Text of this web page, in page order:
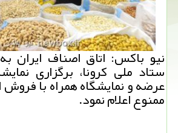
نیو باکس: اتاق اصناف ایران
ستاد ملی کرونا، برگزاری
عرضه و نمایشگاه همراه با
ممنوع اعلام نمود.